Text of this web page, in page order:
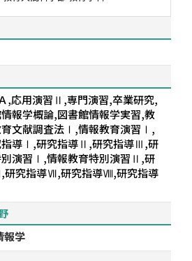
,応用演習Ⅱ,専門演習,卒業研究,
報学概論,図書館情報学実習,教
育文献調査法Ⅰ,情報教育演習Ⅰ,
導Ⅰ,研究指導Ⅱ,研究指導Ⅲ,研
演習Ⅰ,情報教育特別演習Ⅱ,研
究指導Ⅶ,研究指導Ⅷ,研究指導
報学